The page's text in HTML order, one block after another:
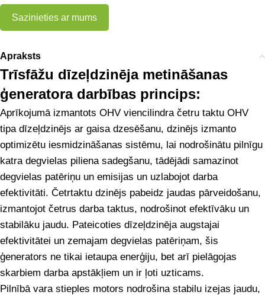
Sazinieties ar mums
Apraksts
Trīsfāžu dīzeļdzinēja metināšanas
ģeneratora darbības princips:
Aprīkojumā izmantots OHV viencilindra četru taktu OHV
tipa dīzeļdzinējs ar gaisa dzesēšanu, dzinējs izmanto
optimizētu iesmidzināšanas sistēmu, lai nodrošinātu pilnīgu
katra degvielas piliena sadegšanu, tādējādi samazinot
degvielas patēriņu un emisijas un uzlabojot darba
efektivitāti. Četrtaktu dzinējs pabeidz jaudas pārveidošanu,
izmantojot četrus darba taktus, nodrošinot efektīvāku un
stabilāku jaudu. Pateicoties dīzeļdzinēja augstajai
efektivitātei un zemajam degvielas patēriņam, šis
ģenerators ne tikai ietaupa enerģiju, bet arī pielāgojas
skarbiem darba apstākļiem un ir ļoti uzticams.
Pilnībā vara stieples motors nodrošina stabilu izejas jaudu,